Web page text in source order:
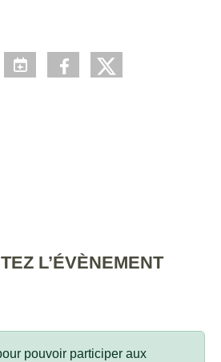
L’ÉVÈNEMENT
pouvoir participer aux